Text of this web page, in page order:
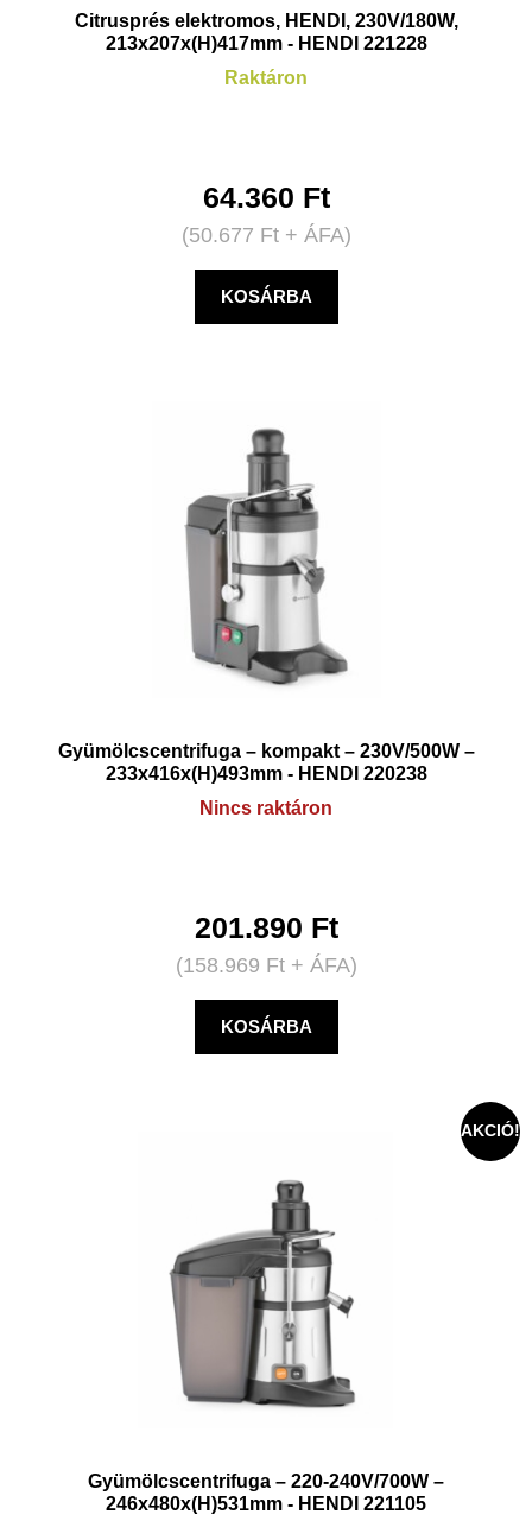
Citrusprés elektromos, HENDI, 230V/180W,
213x207x(H)417mm - HENDI 221228
Raktáron
64.360 Ft
(50.677 Ft+ ÁFA)
KOSÁRBA
Gyümölcscentrifuga – kompakt – 230V/500W –
233x416x(H)493mm - HENDI 220238
Nincs raktáron
201.890 Ft
(158.969 Ft+ ÁFA)
KOSÁRBA
AKCIÓ!
Gyümölcscentrifuga – 220-240V/700W –
246x480x(H)531mm - HENDI 221105